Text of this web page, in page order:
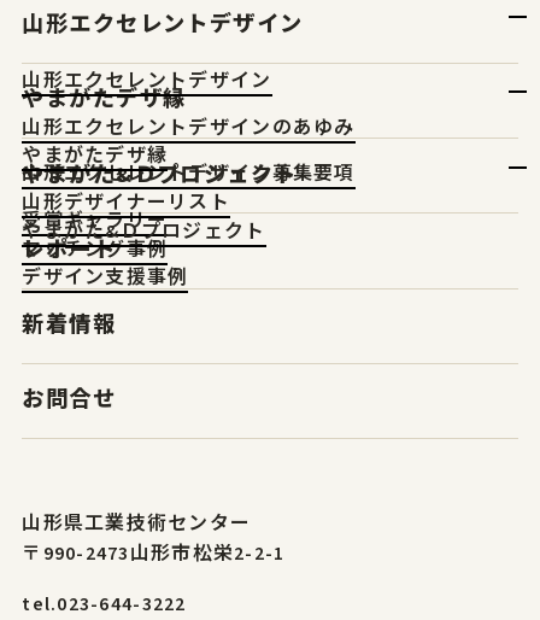
山形エクセレントデザイン
山形エクセレントデザイン
山形エクセレントデザインのあゆみ
山形エクセレントデザイン募集要項
受賞ギャラリー
やまがたデザ縁
やまがたデザ縁
山形デザイナーリスト
マッチング事例
やまがた&Ｄプロジェクト
やまがた&Ｄプロジェクト
デザイン支援事例
レポート
新着情報
お問合せ
山形県工業技術センター
〒990-2473山形市松栄2-2-1
tel.023-644-3222